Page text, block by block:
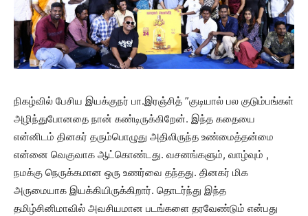
நிகழ்வில் பேசிய இயக்குநர் பா.இரஞ்சித் ”குடியால் பல குடும்பங்கள்
அழிந்துபோனதை நான் கண்டிருக்கிறேன். இந்த கதையை
என்னிடம் தினகர் தரும்பொழுது அதிலிருந்த உண்மைத்தன்மை
என்னை வெகுவாக ஆட்கொண்டது. வசனங்களும், வாழ்வும் ,
நமக்கு நெருக்கமான ஒரு உணர்வை தந்தது. தினகர் மிக
அருமையாக இயக்கியிருக்கிறார். தொடர்ந்து இந்த
தமிழ்சினிமாவில் அவசியமான படங்களை தரவேண்டும் என்பது